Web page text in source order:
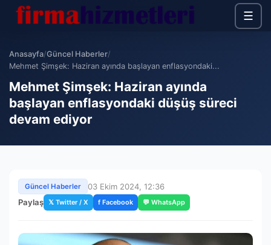
☰
Anasayfa/Güncel Haberler/
Mehmet Şimşek: Haziran ayında başlayan enflasyondaki...
Mehmet Şimşek: Haziran ayında
başlayan enflasyondaki düşüş süreci
devam ediyor
Güncel Haberler
03 Ekim 2024, 12:36
Paylaş 𝕏 Twitter / X f Facebook 💬 WhatsApp